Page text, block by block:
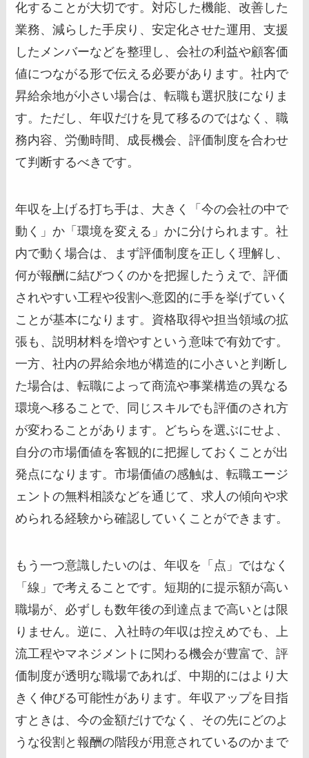
化することが大切です。対応した機能、改善した
業務、減らした手戻り、安定化させた運用、支援
したメンバーなどを整理し、会社の利益や顧客価
値につながる形で伝える必要があります。社内で
昇給余地が小さい場合は、転職も選択肢になりま
す。ただし、年収だけを見て移るのではなく、職
務内容、労働時間、成長機会、評価制度を合わせ
て判断するべきです。
年収を上げる打ち手は、大きく「今の会社の中で
動く」か「環境を変える」かに分けられます。社
内で動く場合は、まず評価制度を正しく理解し、
何が報酬に結びつくのかを把握したうえで、評価
されやすい工程や役割へ意図的に手を挙げていく
ことが基本になります。資格取得や担当領域の拡
張も、説明材料を増やすという意味で有効です。
一方、社内の昇給余地が構造的に小さいと判断し
た場合は、転職によって商流や事業構造の異なる
環境へ移ることで、同じスキルでも評価のされ方
が変わることがあります。どちらを選ぶにせよ、
自分の市場価値を客観的に把握しておくことが出
発点になります。市場価値の感触は、転職エージ
ェントの無料相談などを通じて、求人の傾向や求
められる経験から確認していくことができます。
もう一つ意識したいのは、年収を「点」ではなく
「線」で考えることです。短期的に提示額が高い
職場が、必ずしも数年後の到達点まで高いとは限
りません。逆に、入社時の年収は控えめでも、上
流工程やマネジメントに関わる機会が豊富で、評
価制度が透明な職場であれば、中期的にはより大
きく伸びる可能性があります。年収アップを目指
すときは、今の金額だけでなく、その先にどのよ
うな役割と報酬の階段が用意されているのかまで